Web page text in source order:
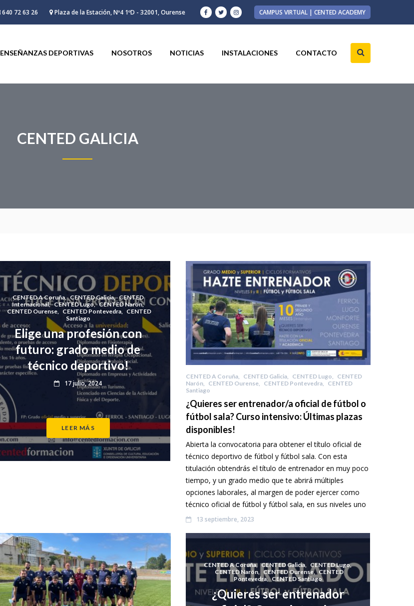
640 72 63 26 Plaza de la Estación, Nº4 1ºD - 32001, Ourense CAMPUS VIRTUAL | CENTED ACADEMY
ENSEÑANZAS DEPORTIVAS NOSOTROS NOTICIAS INSTALACIONES CONTACTO
CENTED GALICIA
CENTED A Coruña, CENTED Galicia, CENTED
Internacional, CENTED Lugo, CENTED Narón,
CENTED Ourense, CENTED Pontevedra, CENTED
Santiago
Elige una profesión con
futuro: grado medio de
técnico deportivo!
17 julio, 2024
LEER MÁS
CENTED A Coruña, CENTED Galicia, CENTED Lugo
CENTED
Narón, CENTED Ourense, CENTED Pontevedra,
CENTED
Santiago
¿Quieres ser entrenador/a oficial de fútbol o
fútbol sala? Curso intensivo: Últimas plazas
disponibles!
Abierta la convocatoria para obtener el título oficial de
técnico deportivo de fútbol y fútbol sala. Con esta
titulación obtendrás el título de entrenador en muy poco
tiempo, y un grado medio que te abrirá múltiples
opciones laborales, al margen de poder ejercer como
técnico oficial de fútbol y fútbol sala, en sus niveles uno
13 septiembre, 2023
CENTED A Coruña, CENTED Galicia CENTED Lugo,
CENTED Narón, CENTED Ourense, CENTED
Pontevedra, CENTED Santiago
¿Quieres ser entrenador